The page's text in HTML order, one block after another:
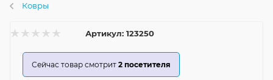
Ковры
Артикул: 123250
Сейчас товар смотрит 2 посетителя